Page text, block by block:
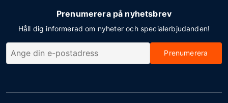
Prenumerera på nyhetsbrev
Håll dig informerad om nyheter och specialerbjudanden!
Prenumerera